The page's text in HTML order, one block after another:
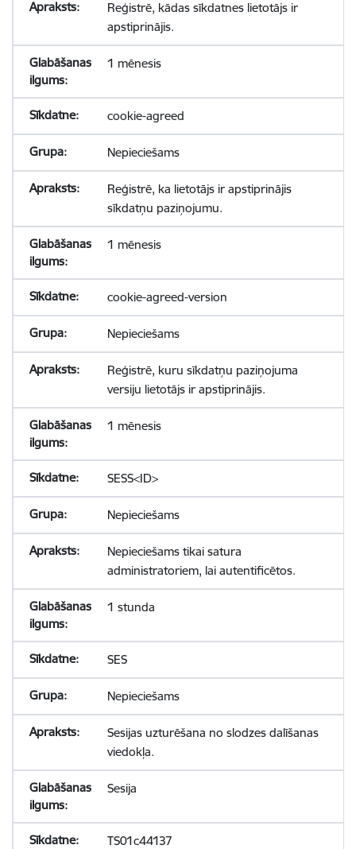
Reģistrē, kādas sīkdatnes lietotājs ir
apstiprinājis.
1 mēnesis
cookie-agreed
Nepieciešams
Reģistrē, ka lietotājs ir apstiprinājis
sīkdatņu paziņojumu.
1 mēnesis
cookie-agreed-version
Nepieciešams
Reģistrē, kuru sīkdatņu paziņojuma
versiju lietotājs ir apstiprinājis.
1 mēnesis
SESS<ID>
Nepieciešams
Nepieciešams tikai satura
administratoriem, lai autentificētos.
1 stunda
SES
Nepieciešams
Sesijas uzturēšana no slodzes dalīšanas
viedokļa.
Sesija
TS01c44137